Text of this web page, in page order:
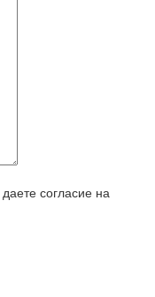
согласие на